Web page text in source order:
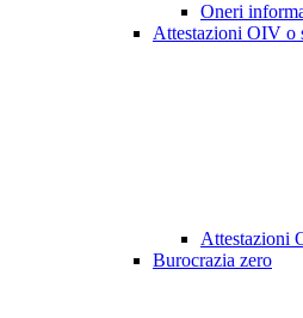
Oneri
Attestazioni OIV o
Attestazioni
Burocrazia zero